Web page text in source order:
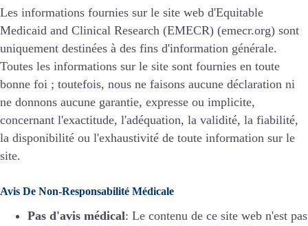
Les informations fournies sur le site web d'Equitable
Medicaid and Clinical Research (EMECR) (emecr.org) sont
uniquement destinées à des fins d'information générale.
Toutes les informations sur le site sont fournies en toute
bonne foi ; toutefois, nous ne faisons aucune déclaration ni
ne donnons aucune garantie, expresse ou implicite,
concernant l'exactitude, l'adéquation, la validité, la fiabilité,
la disponibilité ou l'exhaustivité de toute information sur le
site.
Avis De Non-Responsabilité Médicale
Pas d'avis médical: Le contenu de ce site web n'est pas